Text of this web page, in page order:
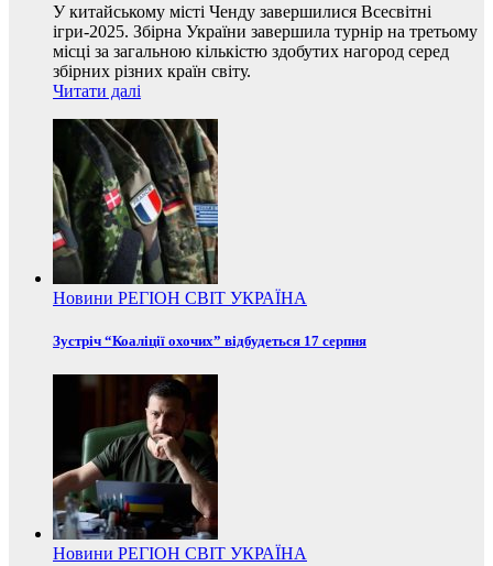
У китайському місті Ченду завершилися Всесвітні
ігри-2025. Збірна України завершила турнір на третьому
місці за загальною кількістю здобутих нагород серед
збірних різних країн світу.
Читати далі
Новини РЕГІОН СВІТ УКРАЇНА
Зустріч “Коаліції охочих” відбудеться 17 серпня
Новини РЕГІОН СВІТ УКРАЇНА